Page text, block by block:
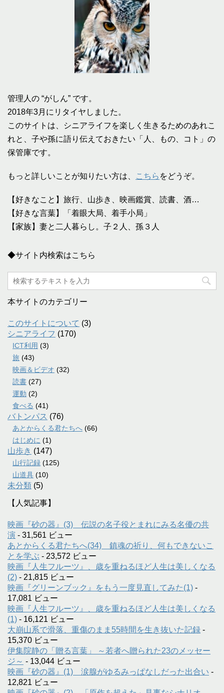
管理人の “がしん” です。
2018年3月にリタイヤしました。
このサイトは、シニアライフを楽しく生きるためのあれこ
れと、子や孫に語り伝えておきたい「人、もの、コト」の
保管庫です。
もっと詳しいことが知りたい方は、 こちら をどうぞ。
【好きなこと】旅行、山歩き、映画鑑賞、読書、酒…
【好きな言葉】「着眼大局、着手小局」
【家族】妻と二人暮らし。子２人、孫３人
◆サイト内検索はこちら
本サイトのカテゴリー
このサイトについて (3)
シニアライフ (170)
ICT利用 (3)
旅 (43)
映画＆ビデオ (32)
読書 (27)
運動 (2)
食べる (41)
バトンパス (76)
あとからくる君たちへ (66)
はじめに (1)
山歩き (147)
山行記録 (125)
山道具 (10)
未分類 (5)
【人気記事】
映画『砂の器』(3) 伝説の名子役とまれにみる名優の共
演 - 31,561 ビュー
あとからくる君たちへ(34) 鎮魂の祈り、何もできないこ
とを学ぶ - 23,572 ビュー
映画『人生フルーツ』、歳を重ねるほど人生は美しくなる
(2) - 21,815 ビュー
映画『グリーンブック』をもう一度見直してみた(1) -
17,081 ビュー
映画『人生フルーツ』、歳を重ねるほど人生は美しくなる
(1) - 16,121 ビュー
大崩山系で滑落、重傷のまま55時間を生き抜いた記録 -
15,370 ビュー
伊集院静の「贈る言葉」 ～若者へ贈られた23のメッセー
ジ～ - 13,044 ビュー
映画『砂の器』(1) 涙腺がゆるみっぱなしだった出合い -
12,821 ビュー